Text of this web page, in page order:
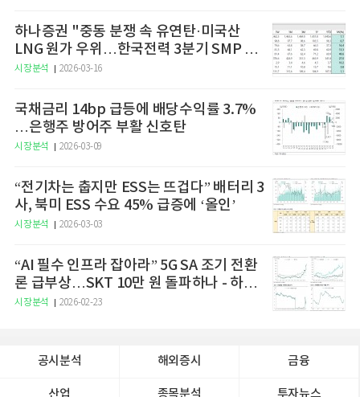
하나증권 "중동 분쟁 속 유연탄·미국산
LNG 원가 우위…한국전력 3분기 SMP 상
승 전망"
시장분석 2026-03-16
국채금리 14bp 급등에 배당수익률 3.7%
…은행주 방어주 부활 신호탄
시장분석 2026-03-09
“전기차는 춥지만 ESS는 뜨겁다” 배터리 3
사, 북미 ESS 수요 45% 급증에 ‘올인’
시장분석 2026-03-03
“AI 필수 인프라 잡아라” 5G SA 조기 전환
론 급부상…SKT 10만 원 돌파하나 - 하나
증권
시장분석 2026-02-23
공시분석 해외증시 금융